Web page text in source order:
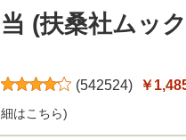
当 (扶桑社ムッ
(542524) ￥
細はこちら)